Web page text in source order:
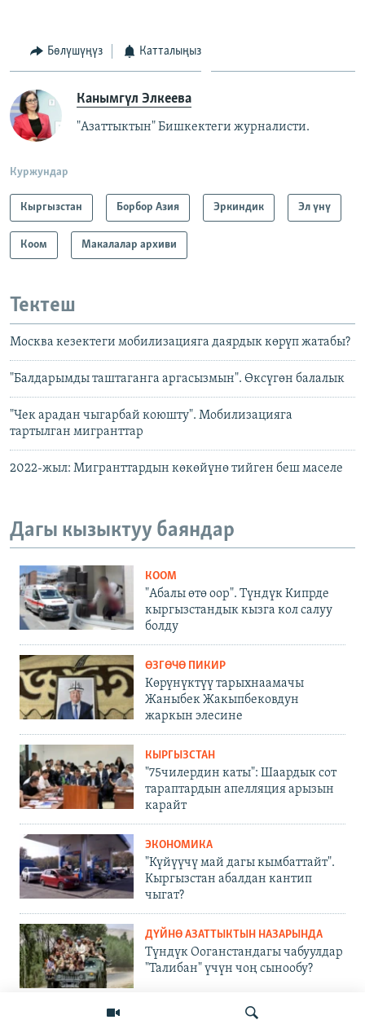
Бөлүшүңүз Катталыңыз
Канымгүл Элкеева
"Азаттыктын" Бишкектеги журналисти.
Куржундар
Кыргызстан Борбор Азия Эркиндик Эл үнү
Коом Макалалар архиви
Тектеш
Москва кезектеги мобилизацияга даярдык көрүп жатабы?
"Балдарымды таштаганга аргасызмын". Өксүгөн балалык
"Чек арадан чыгарбай коюшту". Мобилизацияга
тартылган мигранттар
2022-жыл: Мигранттардын көкөйүнө тийген беш маселе
Дагы кызыктуу баяндар
КООМ
"Абалы өтө оор". Түндүк Кипрде
кыргызстандык кызга кол салуу
болду
ӨЗГӨЧӨ ПИКИР
Көрүнүктүү тарыхнаамачы
Жаныбек Жакыпбековдун
жаркын элесине
КЫРГЫЗСТАН
"75чилердин каты": Шаардык сот
тараптардын апелляция арызын
карайт
ЭКОНОМИКА
"Күйүүчү май дагы кымбаттайт".
Кыргызстан абалдан кантип
чыгат?
ДҮЙНӨ АЗАТТЫКТЫН НАЗАРЫНДА
Түндүк Ооганстандагы чабуулдар
"Талибан" үчүн чоң сынообу?
ДҮЙНӨ АЗАТТЫКТЫН НАЗАРЫНДА